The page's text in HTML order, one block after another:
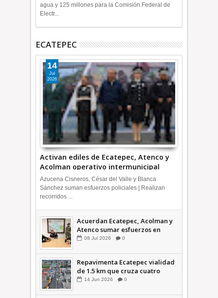
agua y 125 millones para la Comisión Federal de
Electr...
ECATEPEC
Activan ediles de Ecatepec, Atenco y
Acolman operativo intermunicipal
14
Jul
2026
Azucena Cisneros, César del Valle y Blanca
Sánchez suman esfuerzos policiales | Realizan
recorridos ...
Acuerdan Ecatepec, Acolman y
Atenco sumar esfuerzos en
seguridad
08 Jul 2026 0
Repavimenta Ecatepec vialidad
de 1.5 km que cruza cuatro
comunidades +Video
14 Jun 2026 0